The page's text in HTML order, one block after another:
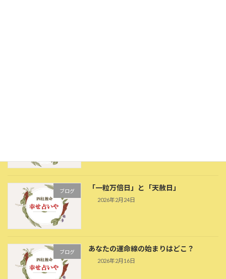
ブログ 「一粒万倍日」と「天赦日」
2026年2月24日
ブログ あなたの運命線の始まりはどこ？
2026年2月16日